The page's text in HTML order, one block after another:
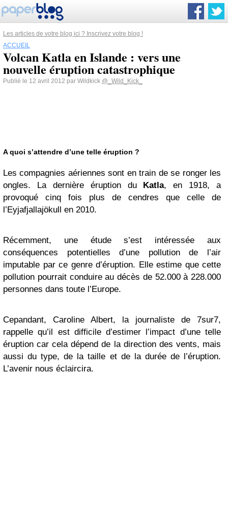
Les articles de votre blog ici ? Inscrivez votre blog !
ACCUEIL
Volcan Katla en Islande : vers une
nouvelle éruption catastrophique
Publié le 12 avril 2012 par Wildkick @_Wild_Kick_
A quoi s’attendre d’une telle éruption ?
Les compagnies aériennes sont en train de se ronger les
ongles. La dernière éruption du Katla, en 1918, a
provoqué cinq fois plus de cendres que celle de
l’Eyjafjallajökull en 2010.
Récemment, une étude s’est intéressée aux
conséquences potentielles d’une pollution de l’air
imputable par ce genre d’éruption. Elle estime que cette
pollution pourrait conduire au décès de 52.000 à 228.000
personnes dans toute l’Europe.
Cepandant, Caroline Albert, la journaliste de 7sur7,
rappelle qu’il est difficile d’estimer l’impact d’une telle
éruption car cela dépend de la direction des vents, mais
aussi du type, de la taille et de la durée de l’éruption.
L’avenir nous éclaircira.